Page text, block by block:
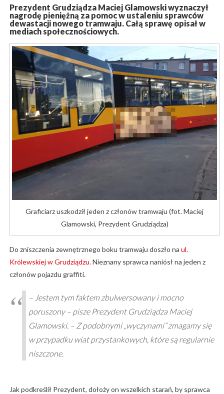
Prezydent Grudziądza Maciej Glamowski wyznaczył
nagrodę pieniężną za pomoc w ustaleniu sprawców
dewastacji nowego tramwaju. Całą sprawę opisał w
mediach społecznościowych.
Graficiarz uszkodził jeden z członów tramwaju (fot. Maciej
Glamowski, Prezydent Grudziądza)
Do zniszczenia zewnętrznego boku tramwaju doszło na ul.
Królewskiej w Grudziądzu.Nieznany sprawca naniósł na jeden z
członów pojazdu graffiti.
– Jestem tym faktem zbulwersowany i mocno
poruszony – pisze Prezydent Grudziądza Maciej
Glamowski. – Z podobnymi „wyczynami” zmagamy się
w przypadku wiat przystankowych, które są regularnie
niszczone.
Jak podkreślił Prezydent, dołoży on wszelkich starań, by sprawca